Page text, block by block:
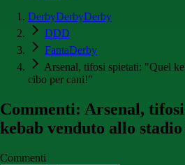
DerbyDerbyDerby
DDD
FantaDerby
Arsenal, tifosi spietati: "Quel
cibo per cani!"
Commenti: Arsenal,
kebab venduto allo
Commenti